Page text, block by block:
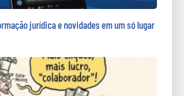
jurídica e novidades em um só lugar